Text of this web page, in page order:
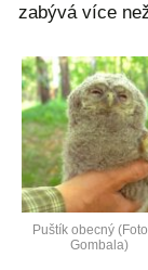
zabývá více
Puštík obecný
Gombala)